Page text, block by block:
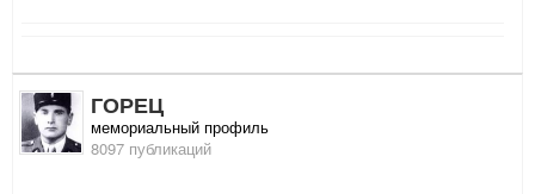
ГОРЕЦ
мемориальный профиль
8097 публикаций